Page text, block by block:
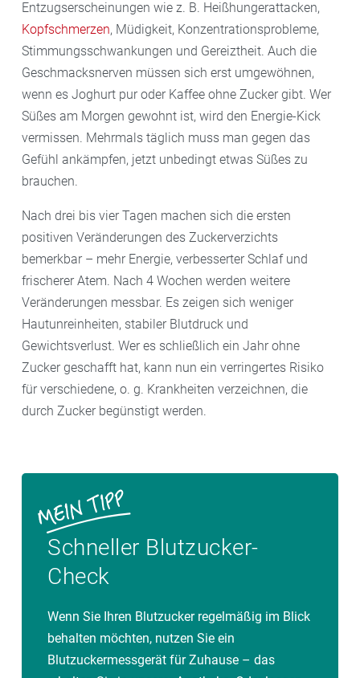
Entzugserscheinungen wie z. B. Heißhungerattacken,
Kopfschmerzen, Müdigkeit, Konzentrationsprobleme,
Stimmungsschwankungen und Gereiztheit. Auch die
Geschmacksnerven müssen sich erst umgewöhnen,
wenn es Joghurt pur oder Kaffee ohne Zucker gibt. Wer
Süßes am Morgen gewohnt ist, wird den Energie-Kick
vermissen. Mehrmals täglich muss man gegen das
Gefühl ankämpfen, jetzt unbedingt etwas Süßes zu
brauchen.
Nach drei bis vier Tagen machen sich die ersten
positiven Veränderungen des Zuckerverzichts
bemerkbar – mehr Energie, verbesserter Schlaf und
frischerer Atem. Nach 4 Wochen werden weitere
Veränderungen messbar. Es zeigen sich weniger
Hautunreinheiten, stabiler Blutdruck und
Gewichtsverlust. Wer es schließlich ein Jahr ohne
Zucker geschafft hat, kann nun ein verringertes Risiko
für verschiedene, o. g. Krankheiten verzeichnen, die
durch Zucker begünstigt werden.
Schneller Blutzucker-
Check
Wenn Sie Ihren Blutzucker regelmäßig im Blick
behalten möchten, nutzen Sie ein
Blutzuckermessgerät für Zuhause – das